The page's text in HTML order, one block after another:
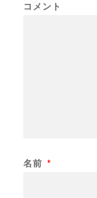
コメント
名前 *